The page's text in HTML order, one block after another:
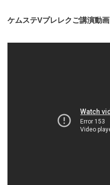
ケムステVプレレクご講演動画